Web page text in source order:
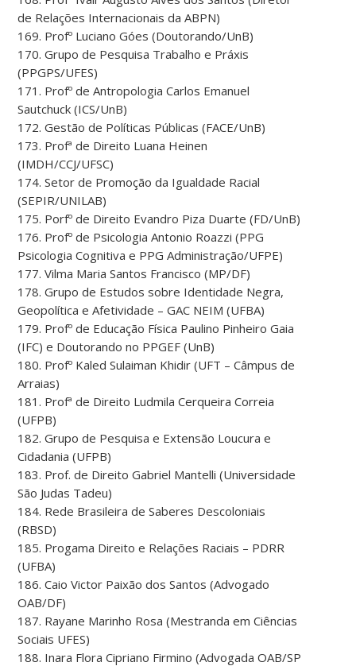
de Relações Internacionais da ABPN)
169. Profº Luciano Góes (Doutorando/UnB)
170. Grupo de Pesquisa Trabalho e Práxis
(PPGPS/UFES)
171. Profº de Antropologia Carlos Emanuel
Sautchuck (ICS/UnB)
172. Gestão de Políticas Públicas (FACE/UnB)
173. Profª de Direito Luana Heinen
(IMDH/CCJ/UFSC)
174. Setor de Promoção da Igualdade Racial
(SEPIR/UNILAB)
175. Porfº de Direito Evandro Piza Duarte (FD/UnB)
176. Profº de Psicologia Antonio Roazzi (PPG
Psicologia Cognitiva e PPG Administração/UFPE)
177. Vilma Maria Santos Francisco (MP/DF)
178. Grupo de Estudos sobre Identidade Negra,
Geopolítica e Afetividade – GAC NEIM (UFBA)
179. Profº de Educação Física Paulino Pinheiro Gaia
(IFC) e Doutorando no PPGEF (UnB)
180. Profº Kaled Sulaiman Khidir (UFT – Câmpus de
Arraias)
181. Profª de Direito Ludmila Cerqueira Correia
(UFPB)
182. Grupo de Pesquisa e Extensão Loucura e
Cidadania (UFPB)
183. Prof. de Direito Gabriel Mantelli (Universidade
São Judas Tadeu)
184. Rede Brasileira de Saberes Descoloniais
(RBSD)
185. Progama Direito e Relações Raciais – PDRR
(UFBA)
186. Caio Victor Paixão dos Santos (Advogado
OAB/DF)
187. Rayane Marinho Rosa (Mestranda em Ciências
Sociais UFES)
188. Inara Flora Cipriano Firmino (Advogada OAB/SP